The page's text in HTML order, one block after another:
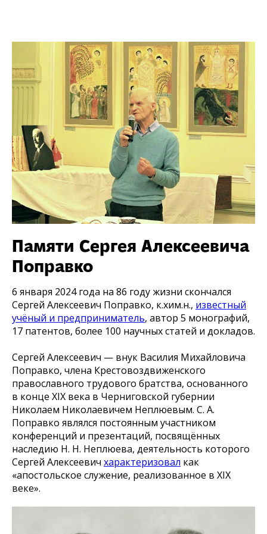
Памяти Сергея Алексеевича
Поправко
6 января 2024 года на 86 году жизни скончался
Сергей Алексеевич Поправко, к.хим.н., известный
учёный и предприниматель, автор 5 монографий,
17 патентов, более 100 научных статей и докладов.
Сергей Алексеевич — внук Василия Михайловича
Поправко, члена Крестовоздвиженского
православного трудового братства, основанного
в конце XIX века в Черниговской губернии
Николаем Николаевичем Неплюевым. С. А.
Поправко являлся постоянным участником
конференций и презентаций, посвящённых
наследию Н. Н. Неплюева, деятельность которого
Сергей Алексеевич характеризовал как
«апостольское служение, реализованное в XIX
веке».